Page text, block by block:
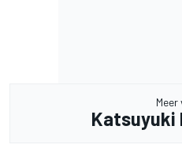
Meer
Katsuyuki